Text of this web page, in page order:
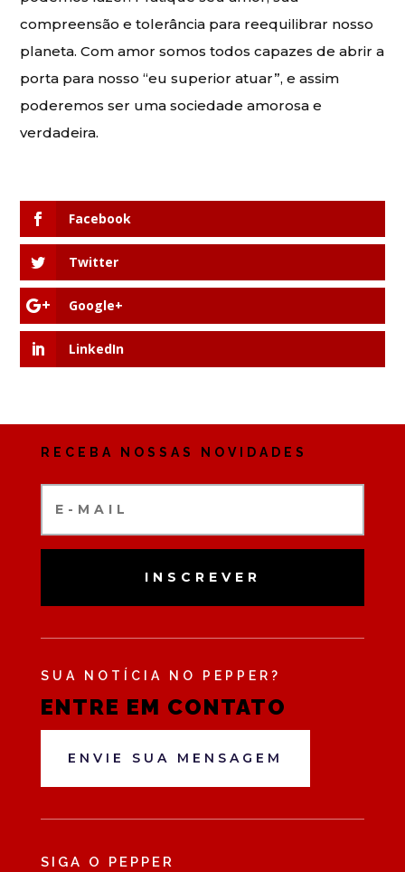
compreensão e tolerância para reequilibrar nosso
planeta. Com amor somos todos capazes de abrir a
porta para nosso “eu superior atuar”, e assim
poderemos ser uma sociedade amorosa e
verdadeira.
Facebook
Twitter
Google+
LinkedIn
RECEBA NOSSAS NOVIDADES
INSCREVER
SUA NOTÍCIA NO PEPPER?
ENTRE EM CONTATO
ENVIE SUA MENSAGEM
SIGA O PEPPER